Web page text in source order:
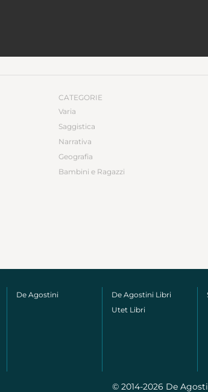
CATEGORIE
Varia
Saggistica
Narrativa
Geografia
Bambini e Ragazzi
De Agostini
De Agostini Libri
Utet Libri
© 2014-2026 De